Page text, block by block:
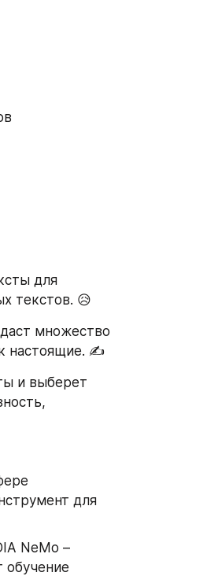
для
текстов. 😥
множество
настоящие. ✍️
и выберет
для
NeMo –